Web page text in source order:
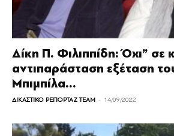
Δίκη Π. Φιλιππίδη: Όχι” σε
αντιπαράσταση εξέταση
Μπιμπίλα...
ΔΙΚΑΣΤΙΚΟ ΡΕΠΟΡΤΑΖ TEAM - 14/09/2022